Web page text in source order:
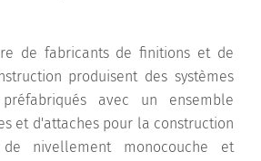
de fabricants de finitions et de
produisent des systèmes
avec un ensemble
et d'attaches pour la construction
nivellement monocouche et